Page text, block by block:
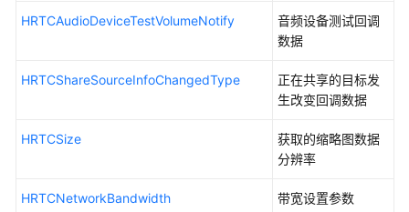
常
题
订
HRTCAudioDeviceTestVolumeNotify
音频设备测试回调
数据
HRTCShareSourceInfoChangedType
正在共享的目标发
生改变回调数据
HRTCSize
获取的缩略图数据
分辨率
HRTCNetworkBandwidth 带宽设置参数